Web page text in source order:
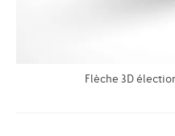
Flèche 3D